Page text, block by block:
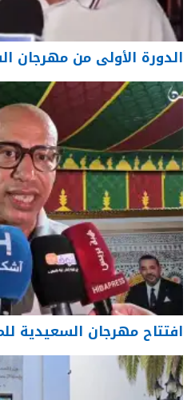
الدورة الأولى من مهرجان
افتتاح مهرجان السعيدية